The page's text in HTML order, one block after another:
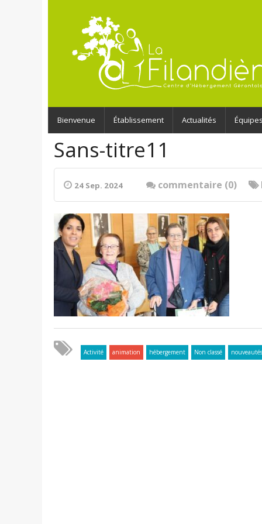
Bienvenue Établissement Actualités Équipes
Sans-titre11
24 Sep. 2024 commentaire (0)
Activité animation hébergement Non classé nouveautés